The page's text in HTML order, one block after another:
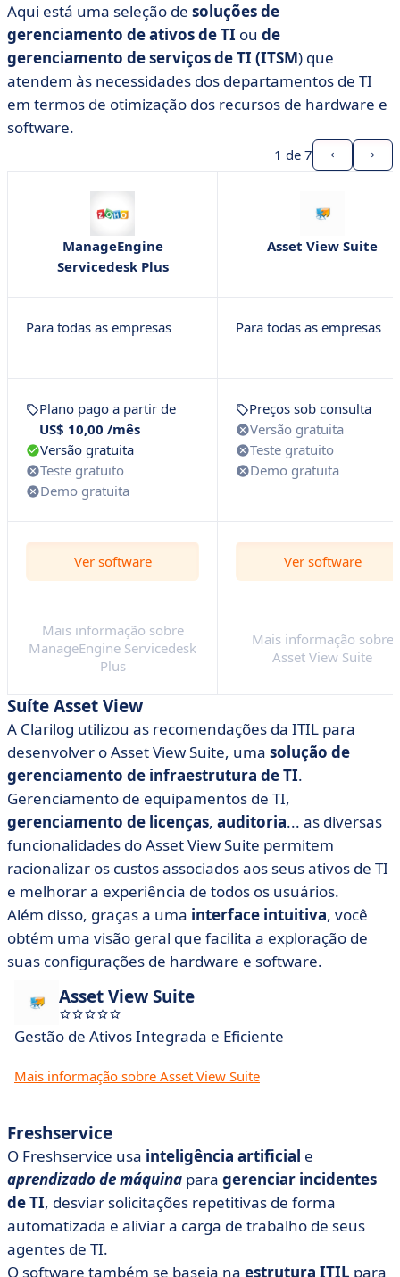
Aqui está uma seleção de soluções de
gerenciamento de ativos de TI ou de
gerenciamento de serviços de TI (ITSM) que
atendem às necessidades dos departamentos de TI
em termos de otimização dos recursos de hardware e
software.
1 de 7
ManageEngine
Servicedesk Plus
Asset View Suite
Para todas as empresas Para todas as empresas
Plano pago a partir de
US$ 10,00 /mês
Versão gratuita
Teste gratuito
Demo gratuita
Preços sob consulta
Versão gratuita
Teste gratuito
Demo gratuita
Ver software Ver software
Mais informação sobre
ManageEngine Servicedesk
Plus
Mais informação sobre
Asset View Suite
Suíte Asset View
A Clarilog utilizou as recomendações da ITIL para
desenvolver o Asset View Suite, uma solução de
gerenciamento de infraestrutura de TI.
Gerenciamento de equipamentos de TI,
gerenciamento de licenças, auditoria... as diversas
funcionalidades do Asset View Suite permitem
racionalizar os custos associados aos seus ativos de TI
e melhorar a experiência de todos os usuários.
Além disso, graças a uma interface intuitiva, você
obtém uma visão geral que facilita a exploração de
suas configurações de hardware e software.
Asset View Suite
Gestão de Ativos Integrada e Eficiente
Mais informação sobre Asset View Suite
Freshservice
O Freshservice usa inteligência artificial e
aprendizado de máquina para gerenciar incidentes
de TI, desviar solicitações repetitivas de forma
automatizada e aliviar a carga de trabalho de seus
agentes de TI.
O software também se baseia na estrutura ITIL para